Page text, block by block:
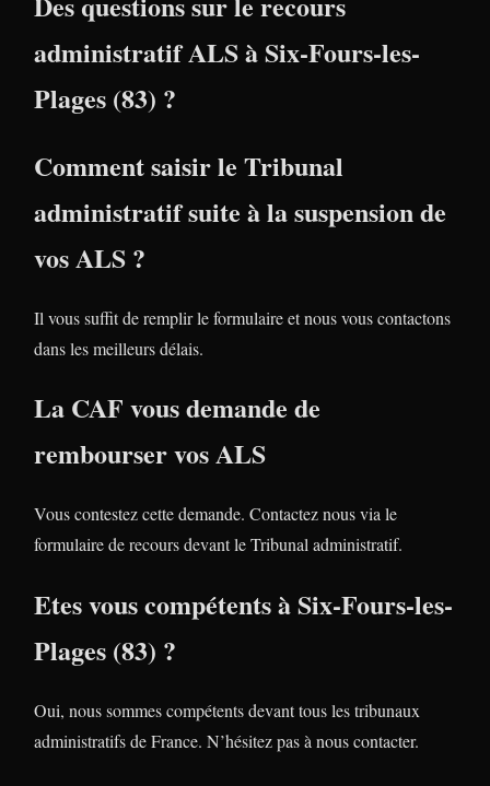
administratif ALS à Six-Fours-les-
Plages (83) ?
Comment saisir le Tribunal
administratif suite à la suspension de
vos ALS ?
Il vous suffit de remplir le formulaire et nous vous contactons
dans les meilleurs délais.
La CAF vous demande de
rembourser vos ALS
Vous contestez cette demande. Contactez nous via le
formulaire de recours devant le Tribunal administratif.
Etes vous compétents à Six-Fours-les-
Plages (83) ?
Oui, nous sommes compétents devant tous les tribunaux
administratifs de France. N’hésitez pas à nous contacter.